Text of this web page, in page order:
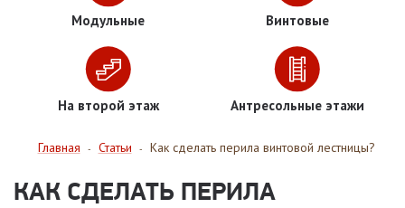
Модульные Винтовые
На второй этаж Антресольные этажи
Главная - Статьи - Как сделать перила винтовой лестницы?
КАК СДЕЛАТЬ ПЕРИЛА